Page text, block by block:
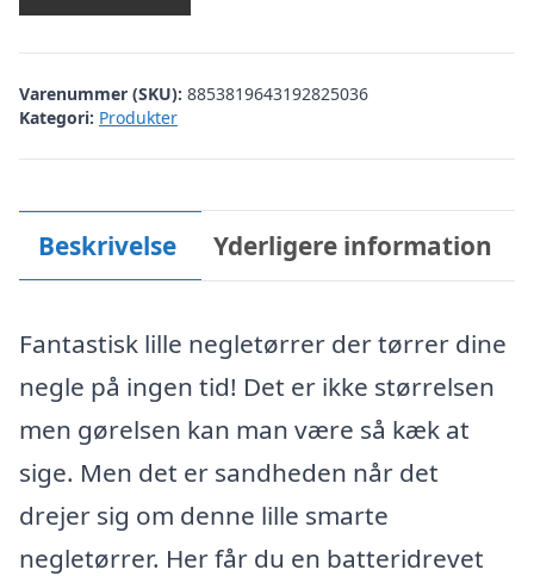
Varenummer (SKU): 8853819643192825036
Kategori: Produkter
Beskrivelse Yderligere information
Fantastisk lille negletørrer der tørrer dine
negle på ingen tid! Det er ikke størrelsen
men gørelsen kan man være så kæk at
sige. Men det er sandheden når det
drejer sig om denne lille smarte
negletørrer. Her får du en batteridrevet